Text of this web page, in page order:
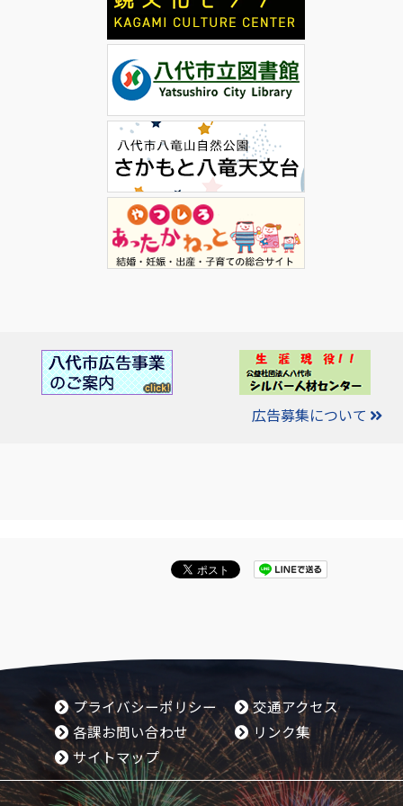
広告募集について
プライバシーポリシー
交通アクセス
各課お問い合わせ
リンク集
サイトマップ